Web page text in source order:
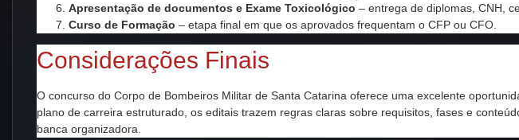
Apresentação de documentos e Exame Toxicológico – entrega de diplomas, CNH,
Curso de Formação – etapa final em que os aprovados frequentam o CFP ou CFO.
Considerações Finais
O concurso do Corpo de Bombeiros Militar de Santa Catarina oferece uma excelente
plano de carreira estruturado, os editais trazem regras claras sobre requisitos, fases e
banca organizadora.